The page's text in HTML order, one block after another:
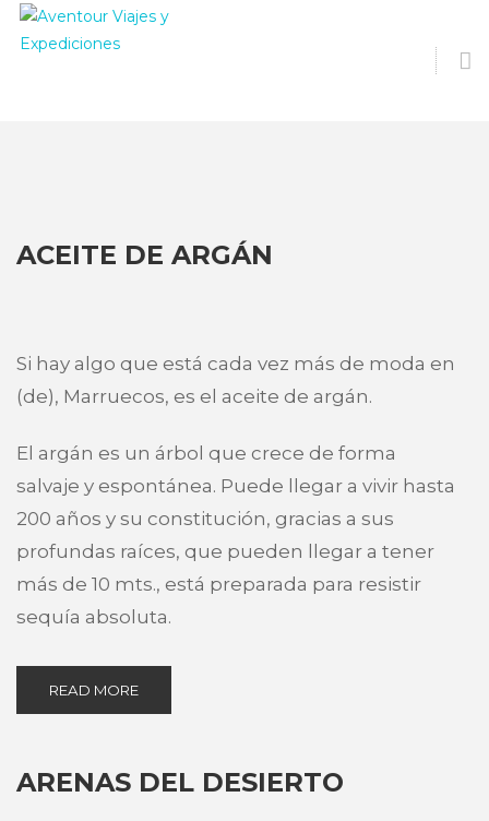
ACEITE DE ARGÁN
Si hay algo que está cada vez más de moda en
(de), Marruecos, es el aceite de argán.
El argán es un árbol que crece de forma
salvaje y espontánea. Puede llegar a vivir hasta
200 años y su constitución, gracias a sus
profundas raíces, que pueden llegar a tener
más de 10 mts., está preparada para resistir
sequía absoluta.
READ MORE
ARENAS DEL DESIERTO